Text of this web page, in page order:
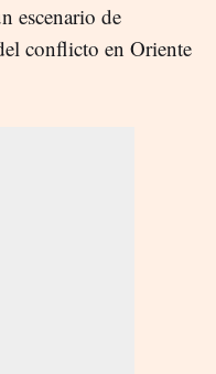
escenario de
conflicto en Oriente